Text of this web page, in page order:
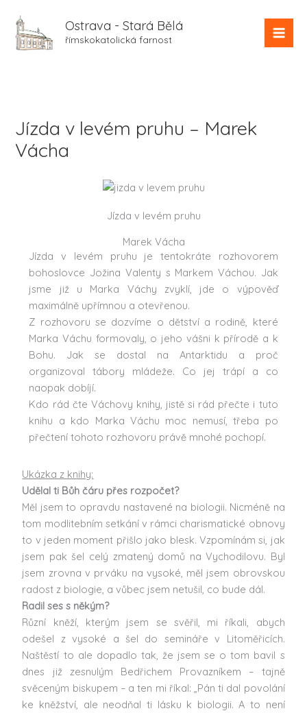
obsah
Ostrava - Stará Bělá
římskokatolická farnost
Jízda v levém pruhu – Marek
Vácha
Jízda v levém pruhu
Marek Vácha
Jízda v levém pruhu je tentokráte rozhovorem
bohoslovce Jožina Valenty s Markem Váchou. Jak
jsme již u Marka Váchy zvyklí, jde o výpověď
maximálně upřímnou a otevřenou.
Z rozhovoru se dozvíme o dětství a rodině, které
Marka Váchu formovaly, o jeho vášni k přírodě a k
Bohu. Jak se dostal na Antarktidu a proč
organizoval tábory mládeže. Co jej trápí a co
naopak dobíjí.
Kdo rád čte Váchovy knihy, jistě si rád přečte i tuto
knihu a kdo Marka Váchu moc nemusí, třeba po
přečtení tohoto rozhovoru právě mnohé pochopí.
Ukázka z knihy:
Udělal ti Bůh čáru přes rozpočet?
Měl jsem to opravdu nastavené na biologii. Nicméně na
tom modlitebním setkání v rámci charismatické obnovy
to v jeden moment přišlo jako blesk. Vzpomínám si, jak
jsem pak šel celý zmatený domů na Vychodilovu. Byl
jsem zrovna v prváku na vysoké, měl jsem obrovskou
radost z biologie, a vůbec jsem netušil, co bude dál.
Radil ses s někým?
Různí kněží, kterým jsem se svěřil, mi říkali, abych
odešel z vysoké a šel do semináře v Litoměřicích.
Naštěstí to ale dopadlo tak, že jsem se o tom bavil s
dnes již zesnulým Bedřichem Provazníkem – tajně
svěceným biskupem – a ten mi říkal: „Pán ti dal povolání
ke kněžství, ale neodňal ti lásku k biologii. A to není